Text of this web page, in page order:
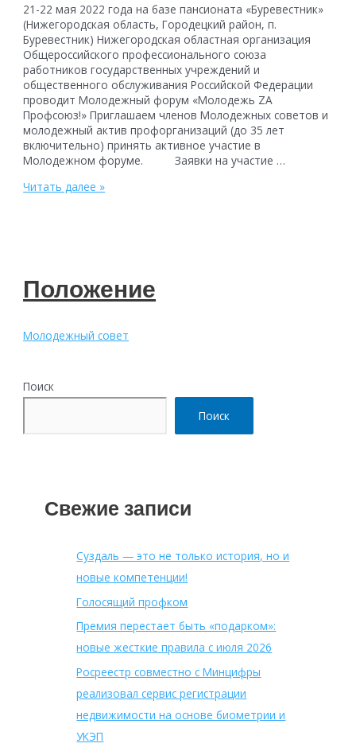
21-22 мая 2022 года на базе пансионата «Буревестник»
(Нижегородская область, Городецкий район, п.
Буревестник) Нижегородская областная организация
Общероссийского профессионального союза
работников государственных учреждений и
общественного обслуживания Российской Федерации
проводит Молодежный форум «Молодежь ZA
Профсоюз!» Приглашаем членов Молодежных советов и
молодежный актив профорганизаций (до 35 лет
включительно) принять активное участие в
Молодежном форуме. Заявки на участие …
Приглашаем
Профсоюз!»
Читать далее »
Положение
Молодежный совет
Поиск
Поиск
Свежие записи
Суздаль — это не только история, но и
новые компетенции!
Голосящий профком
Премия перестает быть «подарком»:
новые жесткие правила с июля 2026
Росреестр совместно с Минцифры
реализовал сервис регистрации
недвижимости на основе биометрии и
УКЭП